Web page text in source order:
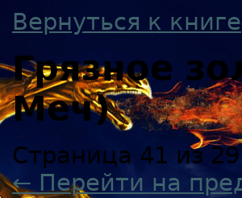
Вернуться к книге
Грязное
Меч)
Страница 41 из
← Перейти на